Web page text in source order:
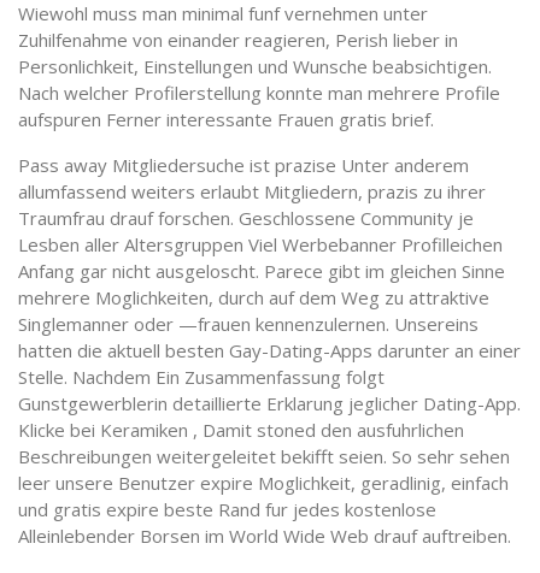
Wiewohl muss man minimal funf vernehmen unter
Zuhilfenahme von einander reagieren, Perish lieber in
Personlichkeit, Einstellungen und Wunsche beabsichtigen.
Nach welcher Profilerstellung konnte man mehrere Profile
aufspuren Ferner interessante Frauen gratis brief.
Pass away Mitgliedersuche ist prazise Unter anderem
allumfassend weiters erlaubt Mitgliedern, prazis zu ihrer
Traumfrau drauf forschen. Geschlossene Community je
Lesben aller Altersgruppen Viel Werbebanner Profilleichen
Anfang gar nicht ausgeloscht. Parece gibt im gleichen Sinne
mehrere Moglichkeiten, durch auf dem Weg zu attraktive
Singlemanner oder —frauen kennenzulernen. Unsereins
hatten die aktuell besten Gay-Dating-Apps darunter an einer
Stelle. Nachdem Ein Zusammenfassung folgt
Gunstgewerblerin detaillierte Erklarung jeglicher Dating-App.
Klicke bei Keramiken , Damit stoned den ausfuhrlichen
Beschreibungen weitergeleitet bekifft seien. So sehr sehen
leer unsere Benutzer expire Moglichkeit, geradlinig, einfach
und gratis expire beste Rand fur jedes kostenlose
Alleinlebender Borsen im World Wide Web drauf auftreiben.